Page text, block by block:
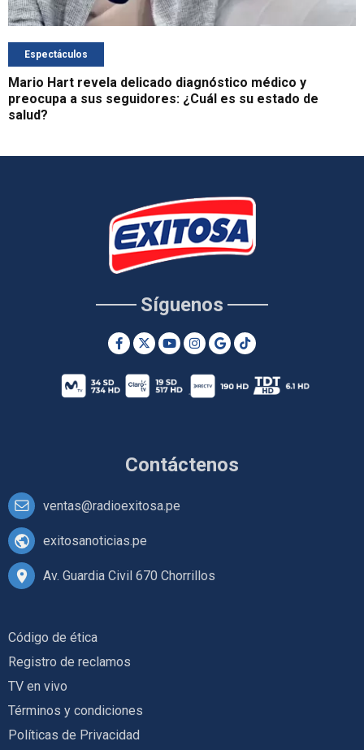
Espectáculos
Mario Hart revela delicado diagnóstico médico y
preocupa a sus seguidores: ¿Cuál es su estado de
salud?
Contáctenos
ventas@radioexitosa.pe
exitosanoticias.pe
Av. Guardia Civil 670 Chorrillos
Síguenos
Código de ética
Registro de reclamos
TV en vivo
Términos y condiciones
Políticas de Privacidad